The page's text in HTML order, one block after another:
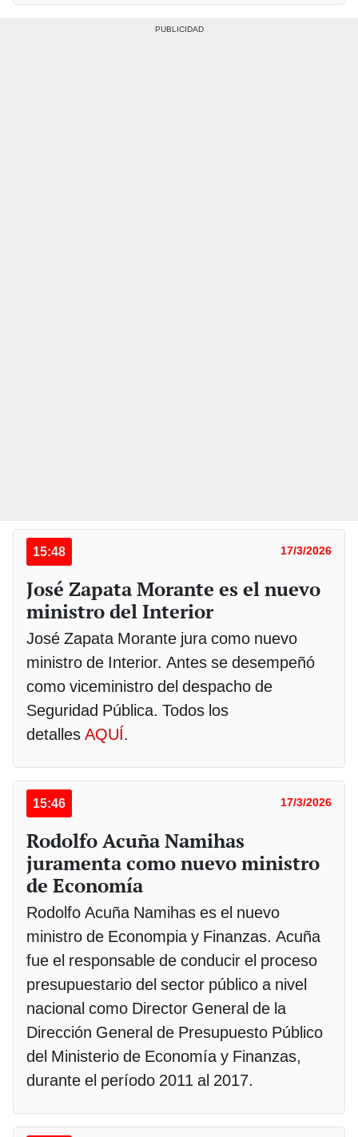
15:48 17/3/2026
José Zapata Morante es el nuevo
ministro del Interior
José Zapata Morante jura como nuevo
ministro de Interior. Antes se desempeñó
como viceministro del despacho de
Seguridad Pública. Todos los
detalles AQUÍ.
15:46 17/3/2026
Rodolfo Acuña Namihas
juramenta como nuevo ministro
de Economía
Rodolfo Acuña Namihas es el nuevo
ministro de Econompia y Finanzas. Acuña
fue el responsable de conducir el proceso
presupuestario del sector público a nivel
nacional como Director General de la
Dirección General de Presupuesto Público
del Ministerio de Economía y Finanzas,
durante el período 2011 al 2017.